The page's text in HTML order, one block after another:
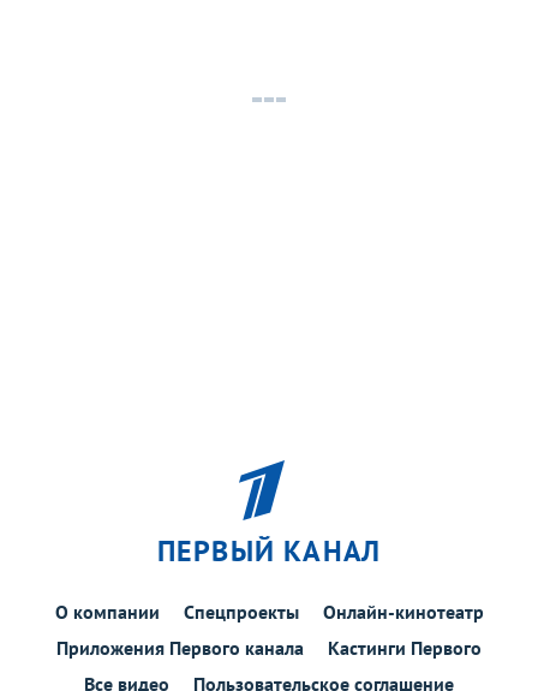
ПЕРВЫЙ КАНАЛ
О компании Спецпроекты
Онлайн-кинотеатр
Приложения Первого канала
Кастинги Первого
Все видео
Пользовательское соглашение